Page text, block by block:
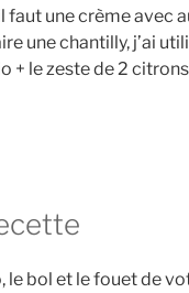
une crème avec
une chantilly, j’ai
+ le zeste de 2
le bol et le fouet de